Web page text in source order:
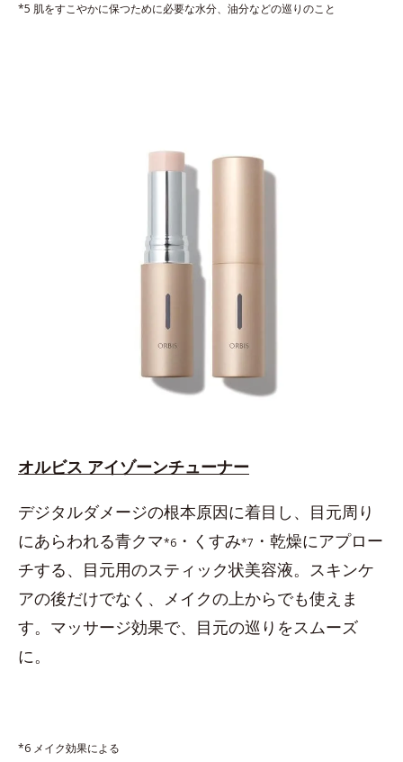
*5 肌をすこやかに保つために必要な水分、油分などの巡りのこと
オルビス アイゾーンチューナー
デジタルダメージの根本原因に着目し、目元周り
にあらわれる青クマ*6 ・くすみ*7 ・乾燥にアプロー
チする、目元用のスティック状美容液。スキンケ
アの後だけでなく、メイクの上からでも使えま
す。マッサージ効果で、目元の巡りをスムーズ
に。
*6 メイク効果による